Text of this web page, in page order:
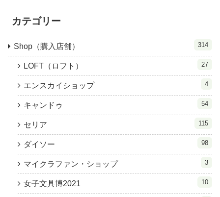
カテゴリー
Shop（購入店舗） 314
LOFT（ロフト） 27
エンスカイショップ 4
キャンドゥ 54
セリア 115
ダイソー 98
マイクラファン・ショップ 3
女子文具博2021 10